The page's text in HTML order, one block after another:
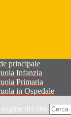
principale
Infanzia
Primaria
in Ospedale
del sito